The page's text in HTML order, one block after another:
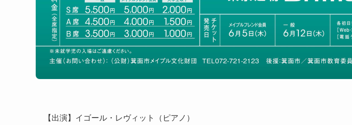
【出演】イゴール・レヴィット（ピアノ）